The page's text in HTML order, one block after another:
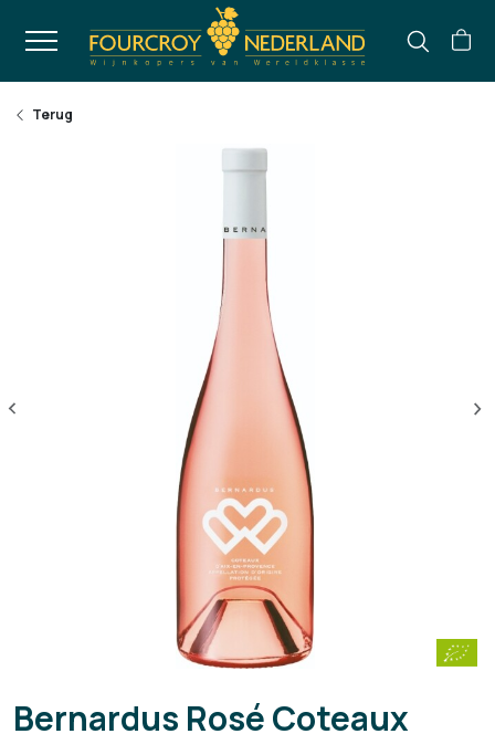
Terug
Bernardus Rosé Coteaux